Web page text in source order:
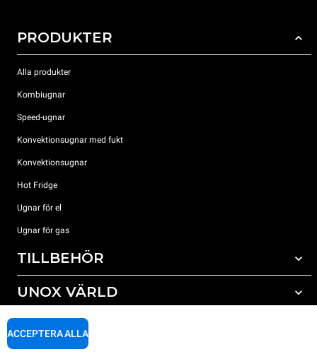
PRODUKTER
Alla produkter
Kombiugnar
Speed-ugnar
Konvektionsugnar med fukt
Konvektionsugnar
Hot Fridge
Ugnar för el
Ugnar för gas
TILLBEHÖR
Alla tillbehör
Rengöringsmedel för mauell rengöring
UNOX VÄRLD
Våra kontor runt om i världen
SUPPORT
ACCEPTERA ALLA